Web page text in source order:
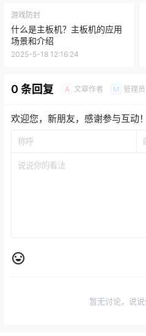
游戏防封
什么是主板机？主板机的应用
场景和介绍
2025-5-18 12:16:24
0 条回复 A 文章作者 M 管理员
欢迎您，新朋友，感谢参与互动！
暂无讨论，说